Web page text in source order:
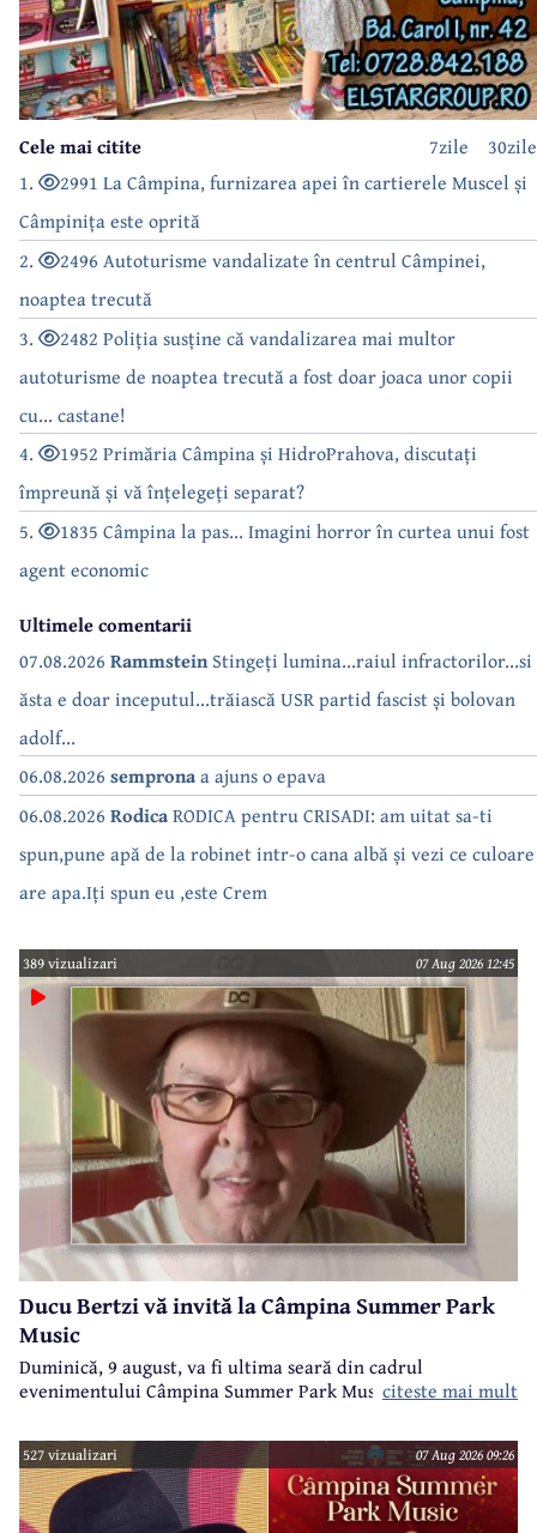
30zile
7zile
Cele mai citite
1.
2991 La Câmpina, furnizarea apei în cartierele Muscel și
Câmpinița este oprită
2.
2496 Autoturisme vandalizate în centrul Câmpinei,
noaptea trecută
3.
2482 Poliția susține că vandalizarea mai multor
autoturisme de noaptea trecută a fost doar joaca unor copii
cu... castane!
4.
1952 Primăria Câmpina și HidroPrahova, discutați
împreună și vă înțelegeți separat?
5.
1835 Câmpina la pas... Imagini horror în curtea unui fost
agent economic
Ultimele comentarii
07.08.2026 RammsteinStingeți lumina...raiul infractorilor...si
ăsta e doar inceputul...trăiască USR partid fascist și bolovan
adolf...
06.08.2026 sempronaa ajuns o epava
06.08.2026 RodicaRODICA pentru CRISADI: am uitat sa-ti
spun,pune apă de la robinet intr-o cana albă și vezi ce culoare
are apa.Iți spun eu ,este Crem
389 vizualizari 07 Aug 2026 12:45
Ducu Bertzi vă invită la Câmpina Summer Park
Music
Duminică, 9 august, va fi ultima seară din cadrul
evenimentului Câmpina Summer Park Music 2026.citeste mai mult
527 vizualizari 07 Aug 2026 09:26